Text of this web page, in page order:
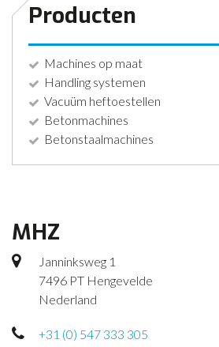
Producten
Machines op maat
Handling systemen
Vacuüm heftoestellen
Betonmachines
Betonstaalmachines
MHZ
Janninksweg 1
7496 PT Hengevelde
Nederland
+31 (0) 547 333 305